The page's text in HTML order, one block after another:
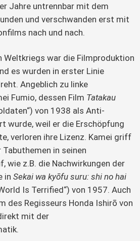
Jahre untrennbar mit dem
und verschwanden erst mit
nach und nach.
Weltkriegs war die Filmproduktion
es wurden in erster Linie
Angeblich zu linke
Fumio, dessen Film Tatakau
von 1938 als Anti-
wurde, weil er die Erschöpfung
verloren ihre Lizenz. Kamei griff
in seinen
wie z.B. die Nachwirkungen der
in Sekai wa kyōfu suru: shi no hai
Is Terrified“) von 1957. Auch
des Regisseurs Honda Ishirō von
mit der